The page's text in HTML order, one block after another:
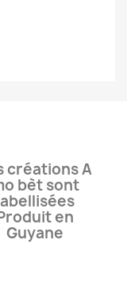
créations A
bèt sont
en
Guyane